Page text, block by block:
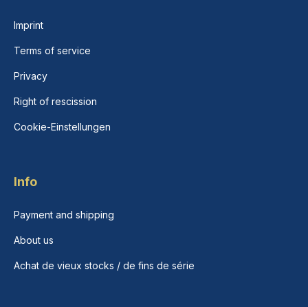
Imprint
Terms of service
Privacy
Right of rescission
Cookie-Einstellungen
Info
Payment and shipping
About us
Achat de vieux stocks / de fins de série